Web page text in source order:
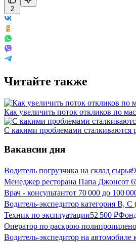
2
Читайте также
Как увеличить поток откликов по
С какими проблемами сталкиваются
Вакансии дня
Водитель погрузчика на склад сырья
Менеджер ресторана Папа Джонсот
Врач - консультантот 70 000 до 100
Водитель-экспедитор категория В,
Техник по эксплуатации52 500 ₽
Оператор по раскрою
Водитель-экспедитор на автомобиле